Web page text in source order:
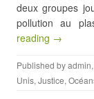
deux groupes
pollution au
reading →
Published byadmin
Unis, Justice,